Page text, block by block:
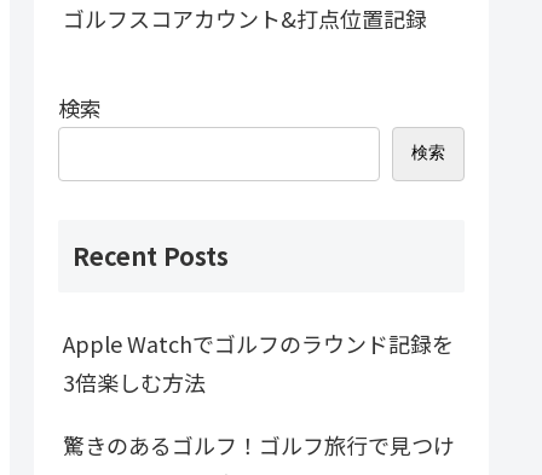
ゴルフスコアカウント&打点位置記録
検索
検索
Recent Posts
Apple Watchでゴルフのラウンド記録を
3倍楽しむ方法
驚きのあるゴルフ！ゴルフ旅行で見つけ